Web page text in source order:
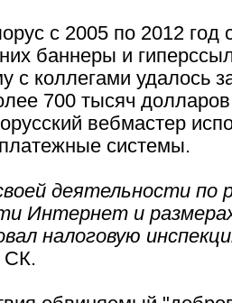
с 2005 по 2012 год
баннеры и
с коллегами удалось
700 тысяч
вебмастер
системы.
деятельности по
Интернет и
налоговую
СК.